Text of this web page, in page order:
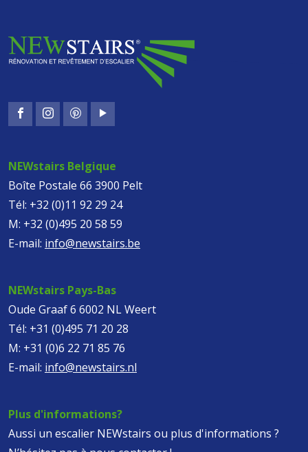
NEWstairs Belgique
Boîte Postale 66 3900 Pelt
Tél: +32 (0)11 92 29 24
M: +32 (0)495 20 58 59
E-mail: info@newstairs.be
NEWstairs Pays-Bas
Oude Graaf 6 6002 NL Weert
Tél: +31 (0)495 71 20 28
M: +31 (0)6 22 71 85 76
E-mail: info@newstairs.nl
Plus d'informations?
Aussi un escalier NEWstairs ou plus d'informations ?